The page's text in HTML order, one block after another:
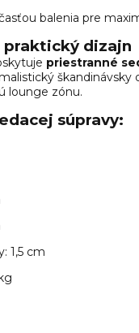
balenia pre
praktický dizajn
priestranné
lounge zónu.
súpravy:
1,5 cm